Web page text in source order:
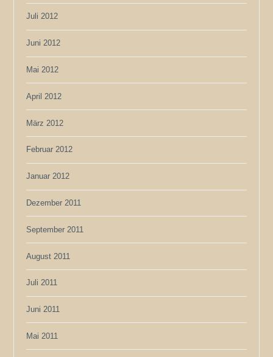
Juli 2012
Juni 2012
Mai 2012
April 2012
März 2012
Februar 2012
Januar 2012
Dezember 2011
September 2011
August 2011
Juli 2011
Juni 2011
Mai 2011